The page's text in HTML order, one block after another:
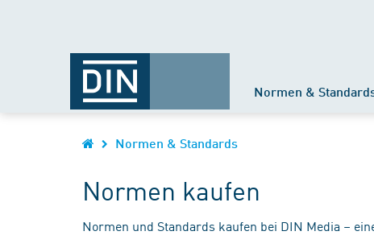
Normen &
Normen & Standards
Normen kaufen
Normen und Standards kaufen bei DIN Media –